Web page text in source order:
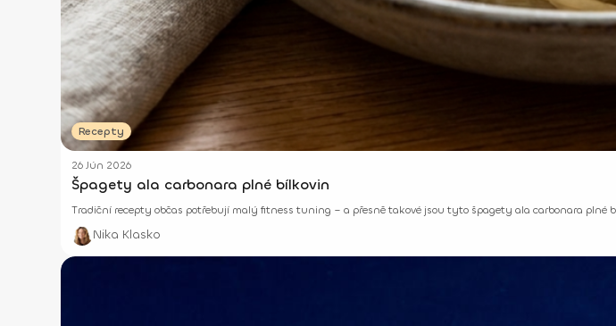
Recepty
26 Jún 2026
Špagety ala carbonara plné bílkovin
Tradiční recepty občas potřebují malý fitness tuning – a přesně takové jsou tyto špagety ala carbonara
Nika Klasko